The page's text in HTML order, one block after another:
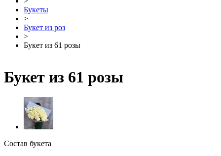
Букеты
>
Букет из роз
>
Букет из 61 розы
Букет из 61 розы
Состав букета